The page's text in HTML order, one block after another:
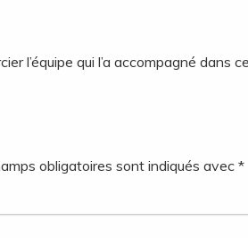
l’équipe qui l’a accompagné dans
obligatoires sont indiqués avec *